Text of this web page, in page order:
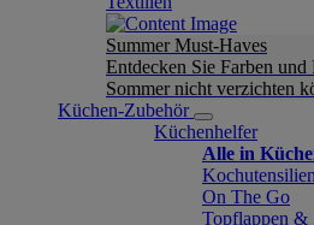
Summer Must-Haves
Entdecken Sie Farben und
Sommer nicht verzichten
Küchen-Zubehör
Küchenhelfer
Alle in
On The Go
Topflappen &